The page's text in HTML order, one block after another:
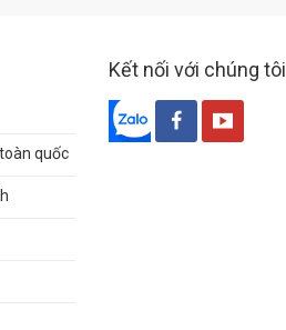
quốc
Kết nối với chúng tôi